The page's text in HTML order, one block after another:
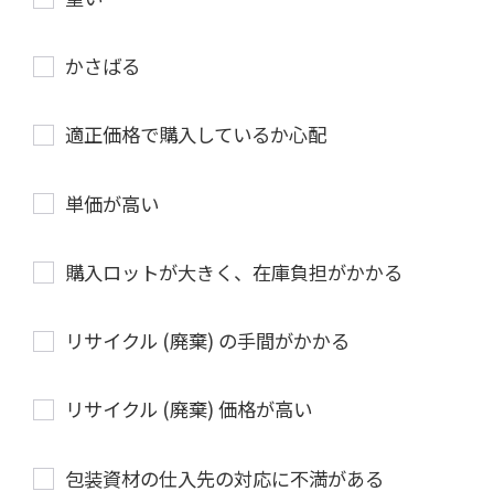
かさばる
適正価格で購入しているか心配
単価が高い
購入ロットが大きく、在庫負担がかかる
リサイクル (廃棄) の手間がかかる
リサイクル (廃棄) 価格が高い
包装資材の仕入先の対応に不満がある